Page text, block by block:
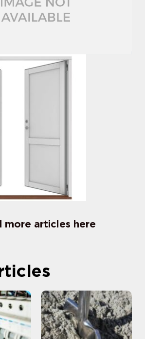
more articles here